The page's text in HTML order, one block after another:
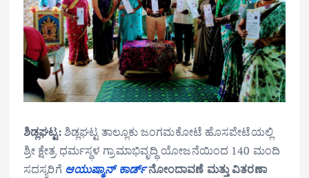
ಶಿಡ್ಲಘಟ್ಟ:ಶಿಡ್ಲಘಟ್ಟ ತಾಲ್ಲೂಕು ಜಂಗಮಕೋಟೆ ಹೊಸಪೇಟೆಯಲ್ಲಿ
ಶ್ರೀ ಕ್ಷೇತ್ರ ಧರ್ಮಸ್ಥಳ ಗ್ರಾಮಾಭಿವೃದ್ಧಿ ಯೋಜನೆಯಿಂದ 140 ಮಂದಿ
ಸದಸ್ಯರಿಗೆ ಆಯುಷ್ಮಾನ್ ಕಾರ್ಡ್ನೋಂದಾವಣೆ ಮತ್ತು ವಿತರಣಾ